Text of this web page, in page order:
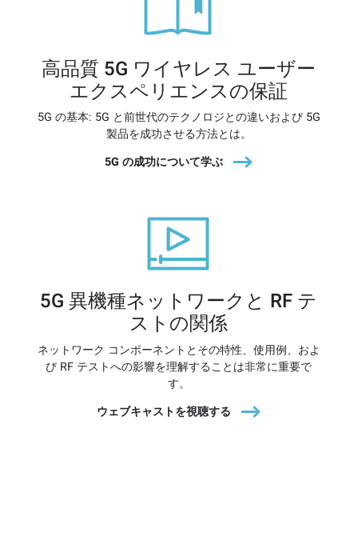
高品質 5G ワイヤレス ユーザー
エクスペリエンスの保証
5G の基本: 5G と前世代のテクノロジとの違いおよび 5G
製品を成功させる方法とは。
5G の成功について学ぶ
5G 異機種ネットワークと RF テ
ストの関係
ネットワーク コンポーネントとその特性、使用例、およ
び RF テストへの影響を理解することは非常に重要で
す。
ウェブキャストを視聴する